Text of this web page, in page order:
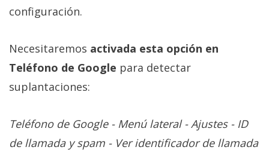
configuración.
Necesitaremos activada esta opción en
Teléfono de Google para detectar
suplantaciones:
Teléfono de Google - Menú lateral - Ajustes - ID
de llamada y spam - Ver identificador de llamada